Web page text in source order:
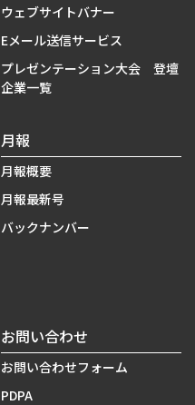
ウェブサイトバナー
Eメール送信サービス
プレゼンテーション大会 登壇
企業一覧
月報
月報概要
月報最新号
バックナンバー
お問い合わせ
お問い合わせフォーム
PDPA